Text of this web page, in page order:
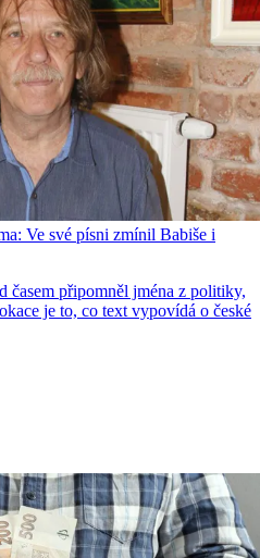
Ve své písni zmínil Babiše i
časem připomněl jména z politiky,
je to, co text vypovídá o české